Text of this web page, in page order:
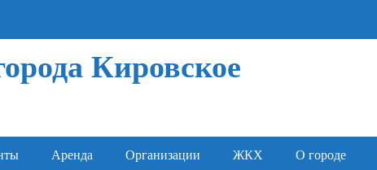
Кировское
Аренда Организации ЖКХ О городе